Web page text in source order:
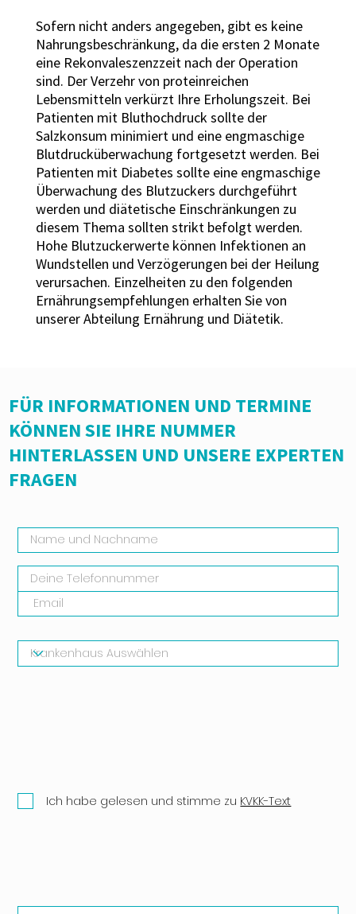
Sofern nicht anders angegeben, gibt es keine
Nahrungsbeschränkung, da die ersten 2 Monate
eine Rekonvaleszenzzeit nach der Operation
sind. Der Verzehr von proteinreichen
Lebensmitteln verkürzt Ihre Erholungszeit. Bei
Patienten mit Bluthochdruck sollte der
Salzkonsum minimiert und eine engmaschige
Blutdrucküberwachung fortgesetzt werden. Bei
Patienten mit Diabetes sollte eine engmaschige
Überwachung des Blutzuckers durchgeführt
werden und diätetische Einschränkungen zu
diesem Thema sollten strikt befolgt werden.
Hohe Blutzuckerwerte können Infektionen an
Wundstellen und Verzögerungen bei der Heilung
verursachen. Einzelheiten zu den folgenden
Ernährungsempfehlungen erhalten Sie von
unserer Abteilung Ernährung und Diätetik.
FÜR INFORMATIONEN UND TERMINE
KÖNNEN SIE IHRE NUMMER
HINTERLASSEN UND UNSERE EXPERTEN
FRAGEN
Ich habe gelesen und stimme zu KVKK-Text